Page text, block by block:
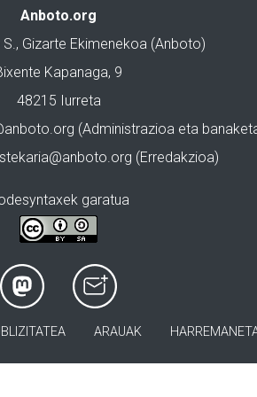
Anboto.org
Gizarte Ekimenekoa (Anboto)
Kapanaga, 9
48215 Iurreta
(Administrazioa eta
(Erredakzioa)
garatua
ARAUAK